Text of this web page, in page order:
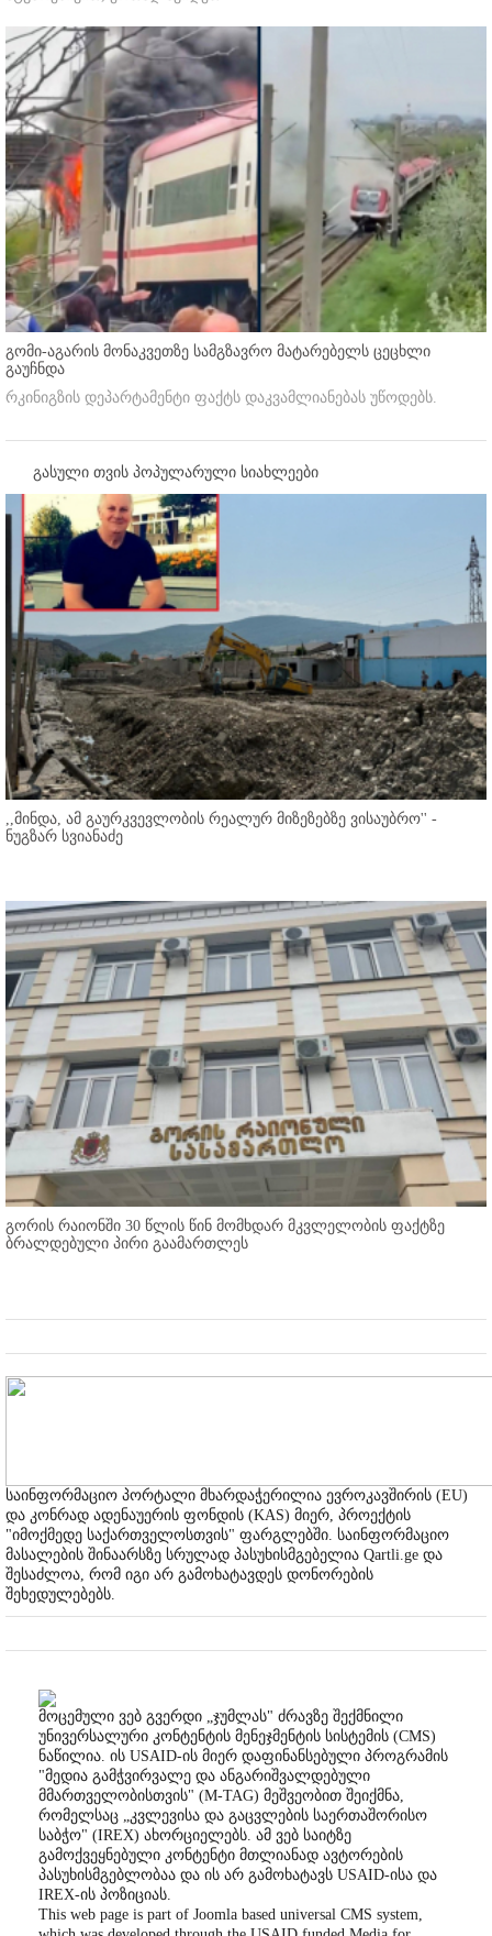
გომი-აგარის მონაკვეთზე სამგზავრო მატარებელს ცეცხლი
გაუჩნდა
რკინიგზის დეპარტამენტი ფაქტს დაკვამლიანებას უწოდებს.
გასული თვის პოპულარული სიახლეები
,,მინდა, ამ გაურკვევლობის რეალურ მიზეზებზე ვისაუბრო'' -
ნუგზარ სვიანაძე
გორის რაიონში 30 წლის წინ მომხდარ მკვლელობის ფაქტზე
ბრალდებული პირი გაამართლეს
საინფორმაციო პორტალი მხარდაჭერილია ევროკავშირის (EU)
და კონრად ადენაუერის ფონდის (KAS) მიერ, პროექტის
"იმოქმედე საქართველოსთვის" ფარგლებში. საინფორმაციო
მასალების შინაარსზე სრულად პასუხისმგებელია Qartli.ge და
შესაძლოა, რომ იგი არ გამოხატავდეს დონორების
შეხედულებებს.
მოცემული ვებ გვერდი „ჯუმლას" ძრავზე შექმნილი
უნივერსალური კონტენტის მენეჯმენტის სისტემის (CMS)
ნაწილია. ის USAID-ის მიერ დაფინანსებული პროგრამის
"მედია გამჭვირვალე და ანგარიშვალდებული
მმართველობისთვის" (M-TAG) მეშვეობით შეიქმნა,
რომელსაც „კვლევისა და გაცვლების საერთაშორისო
საბჭო" (IREX) ახორციელებს. ამ ვებ საიტზე
გამოქვეყნებული კონტენტი მთლიანად ავტორების
პასუხისმგებლობაა და ის არ გამოხატავს USAID-ისა და
IREX-ის პოზიციას.
This web page is part of Joomla based universal CMS system,